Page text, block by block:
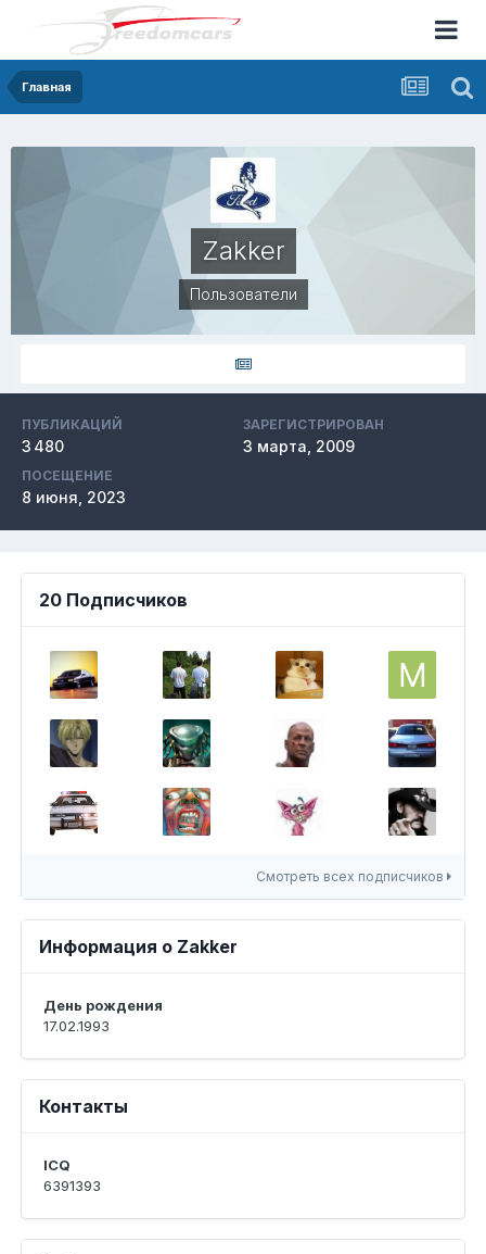
Главная
Zakker
Пользователи
ПУБЛИКАЦИЙ
3 480
ЗАРЕГИСТРИРОВАН
3 марта, 2009
ПОСЕЩЕНИЕ
8 июня, 2023
20 Подписчиков
Смотреть всех подписчиков
Информация о Zakker
День рождения
17.02.1993
Контакты
ICQ
6391393